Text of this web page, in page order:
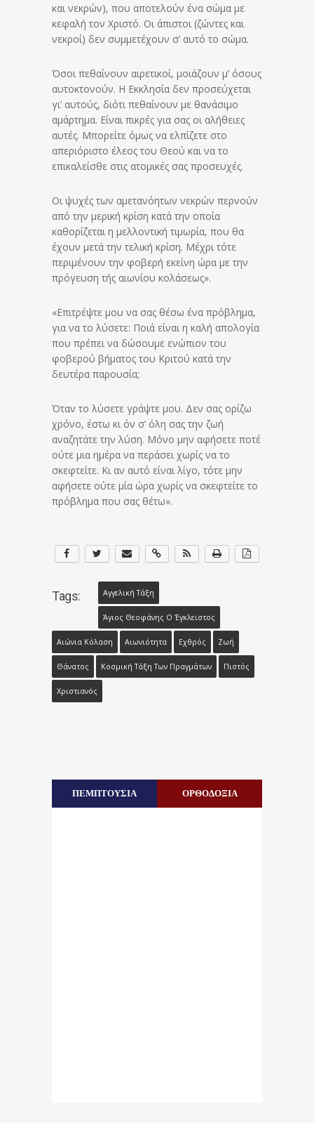
και νεκρών), που αποτελούν ένα σώμα με
κεφαλή τον Χριστό. Οι άπιστοι (ζώντες και
νεκροί) δεν συμμετέχουν σ’ αυτό το σώμα.
Όσοι πεθαίνουν αιρετικοί, μοιάζουν μ’ όσους
αυτοκτονούν. Η Εκκλησία δεν προσεύχεται
γι’ αυτούς, διότι πεθαίνουν με θανάσιμο
αμάρτημα. Είναι πικρές για σας οι αλήθειες
αυτές. Μπορείτε όμως να ελπίζετε στο
απεριόριστο έλεος του Θεού και να το
επικαλείσθε στις ατομικές σας προσευχές.
Οι ψυχές των αμετανόητων νεκρών περνούν
από την μερική κρίση κατά την οποία
καθορίζεται η μελλοντική τιμωρία, που θα
έχουν μετά την τελική κρίση. Μέχρι τότε
περιμένουν την φοβερή εκείνη ώρα με την
πρόγευση τής αιωνίου κολάσεως».
«Επιτρέψτε μου να σας θέσω ένα πρόβλημα,
για να το λύσετε: Ποιά είναι η καλή απολογία
που πρέπει να δώσουμε ενώπιον του
φοβερού βήματος του Κριτού κατά την
δευτέρα παρουσία;
Όταν το λύσετε γράψτε μου. Δεν σας ορίζω
χρόνο, έστω κι όν σ’ όλη σας την ζωή
αναζητάτε την λύση. Μόνο μην αφήσετε ποτέ
ούτε μια ημέρα να περάσει χωρίς να το
σκεφτείτε. Κι αν αυτό είναι λίγο, τότε μην
αφήσετε ούτε μία ώρα χωρίς να σκεφτείτε το
πρόβλημα που σας θέτω».
Tags: Αγγελική Τάξη
Άγιος Θεοφάνης Ο Έγκλειστος
Αιώνια Κόλαση Αιωνιότητα Εχθρός Ζωή
Θάνατος Κοσμική Τάξη Των Πραγμάτων Πιστός
Χριστιανός
ΠΕΜΠΤΟΥΣΙΑ ΟΡΘΟΔΟΞΙΑ